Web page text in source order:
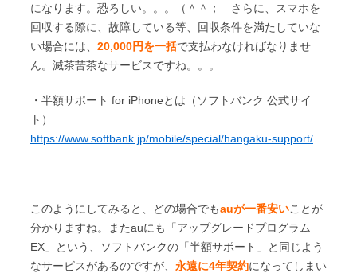
になります。恐ろしい。。。（＾＾； さらに、スマホを
回収する際に、故障している等、回収条件を満たしていな
い場合には、 20,000円を一括で支払わなければなりませ
ん。滅茶苦茶なサービスですね。。。
・半額サポート for iPhoneとは（ソフトバンク 公式サイ
ト）
https://www.softbank.jp/mobile/special/hangaku-support/
このようにしてみると、どの場合でもauが一番安いことが
分かりますね。またauにも「アップグレードプログラム
EX」という、ソフトバンクの「半額サポート」と同じよう
なサービスがあるのですが、 永遠に4年契約になってしまい